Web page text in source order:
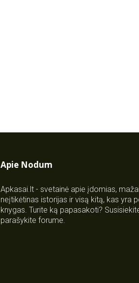
Apie Nodum
Apkasai.lt - svetainė apie įdomias,
neįtikėtinas istorijas ir visą kitą, kas yra
knygas. Turite ką papasakoti?
parašykite forume.